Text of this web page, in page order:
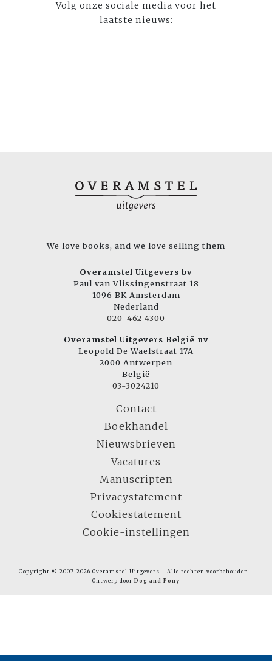
Volg onze sociale media voor het
laatste nieuws:
We love books, and we love selling them
Overamstel Uitgevers bv
Paul van Vlissingenstraat 18
1096 BK Amsterdam
Nederland
020-462 4300
Overamstel Uitgevers België nv
Leopold De Waelstraat 17A
2000 Antwerpen
België
03-3024210
Contact
Boekhandel
Nieuwsbrieven
Vacatures
Manuscripten
Privacystatement
Cookiestatement
Cookie-instellingen
Copyright © 2007-2026 Overamstel Uitgevers - Alle rechten voorbehouden -
Ontwerp door Dog and Pony